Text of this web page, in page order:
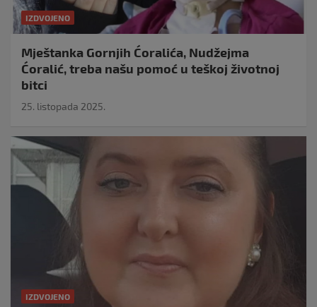
IZDVOJENO
Mještanka Gornjih Ćoralića, Nudžejma
Ćoralić, treba našu pomoć u teškoj životnoj
bitci
25. listopada 2025.
IZDVOJENO